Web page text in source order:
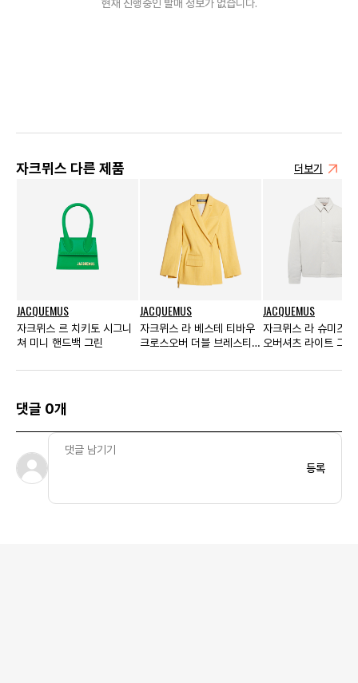
현재 진행중인 발매 정보가 없습니다.
자크뮈스 다른 제품 더보기
JACQUEMUS
자크뮈스 르 치키토 시그니
쳐 미니 핸드백 그린
JACQUEMUS
자크뮈스 라 베스테 티바우
크로스오버 더블 브레스티드
JACQUEMUS
자크뮈스 라 슈미즈
오버셔츠 라이트 그레
댓글 0개
등록